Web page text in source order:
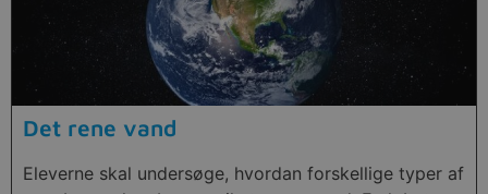
Det rene vand
Eleverne skal undersøge, hvordan forskellige typer af